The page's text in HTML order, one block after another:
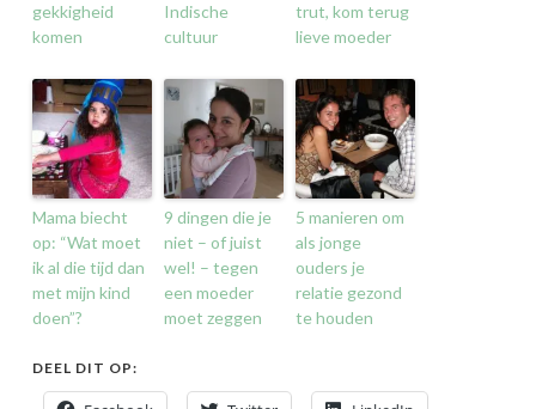
gekkigheid
komen
Indische
cultuur
trut, kom terug
lieve moeder
Mama biecht
op: “Wat moet
ik al die tijd dan
met mijn kind
doen”?
9 dingen die je
niet – of juist
wel! – tegen
een moeder
moet zeggen
5 manieren om
als jonge
ouders je
relatie gezond
te houden
DEEL DIT OP: